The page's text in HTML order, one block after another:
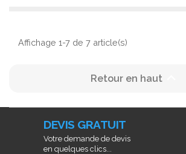
Affichage 1-7 de 7 article(s)
Retour en haut
DEVIS GRATUIT
Votre demande de devis
en quelques clics...